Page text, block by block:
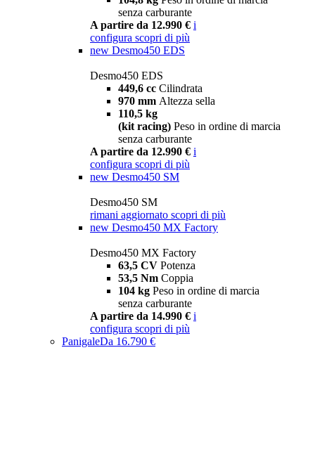
senza carburante
A partire da 12.990 € i
configura scopri di più
new Desmo450 EDS
Desmo450 EDS
449,6 cc Cilindrata
970 mm Altezza sella
110,5 kg
(kit racing) Peso in ordine di marcia
senza carburante
A partire da 12.990 € i
configura scopri di più
new Desmo450 SM
Desmo450 SM
rimani aggiornato scopri di più
new Desmo450 MX Factory
Desmo450 MX Factory
63,5 CV Potenza
53,5 Nm Coppia
104 kg Peso in ordine di marcia
senza carburante
A partire da 14.990 € i
configura scopri di più
PanigaleDa 16.790 €